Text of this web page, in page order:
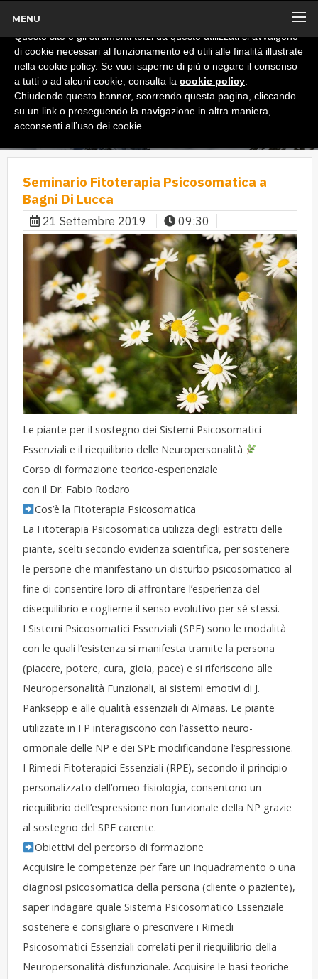
MENU
Seminario Fitoterapia Psicosomatica a
Bagni Di Lucca
21 Settembre 2019 09:30
Le piante per il sostegno dei Sistemi Psicosomatici
Essenziali e il riequilibrio delle Neuropersonalità
Corso di formazione teorico-esperienziale
con il Dr. Fabio Rodaro
Cos’è la Fitoterapia Psicosomatica
La Fitoterapia Psicosomatica utilizza degli estratti delle
piante, scelti secondo evidenza scientifica, per sostenere
le persone che manifestano un disturbo psicosomatico al
fine di consentire loro di affrontare l’esperienza del
disequilibrio e coglierne il senso evolutivo per sé stessi.
I Sistemi Psicosomatici Essenziali (SPE) sono le modalità
con le quali l’esistenza si manifesta tramite la persona
(piacere, potere, cura, gioia, pace) e si riferiscono alle
Neuropersonalità Funzionali, ai sistemi emotivi di J.
Panksepp e alle qualità essenziali di Almaas. Le piante
utilizzate in FP interagiscono con l’assetto neuro-
ormonale delle NP e dei SPE modificandone l’espressione.
I Rimedi Fitoterapici Essenziali (RPE), secondo il principio
personalizzato dell’omeo-fisiologia, consentono un
riequilibrio dell’espressione non funzionale della NP grazie
al sostegno del SPE carente.
Obiettivi del percorso di formazione
Acquisire le competenze per fare un inquadramento o una
diagnosi psicosomatica della persona (cliente o paziente),
saper indagare quale Sistema Psicosomatico Essenziale
sostenere e consigliare o prescrivere i Rimedi
Psicosomatici Essenziali correlati per il riequilibrio della
Neuropersonalità disfunzionale. Acquisire le basi teoriche
x
Informativa
Questo sito o gli strumenti terzi da questo utilizzati si avvalgono
di cookie necessari al funzionamento ed utili alle finalità illustrate
nella cookie policy. Se vuoi saperne di più o negare il consenso
a tutti o ad alcuni cookie, consulta la cookie policy
Chiudendo questo banner, scorrendo questa pagina, cliccando
su un link o proseguendo la navigazione in altra maniera,
acconsenti all’uso dei cookie.